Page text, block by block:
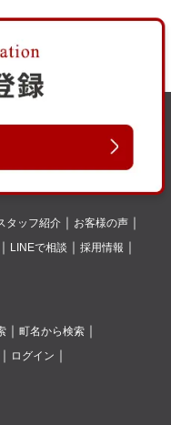
タッフ紹介
お客様の声
LINEで相談
採用情報
町名から検索
ログイン